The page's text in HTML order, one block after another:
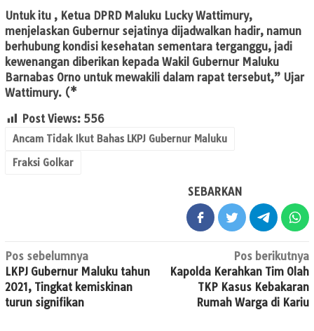
Untuk itu , Ketua DPRD Maluku Lucky Wattimury,
menjelaskan Gubernur sejatinya dijadwalkan hadir, namun
berhubung kondisi kesehatan sementara terganggu, jadi
kewenangan diberikan kepada Wakil Gubernur Maluku
Barnabas Orno untuk mewakili dalam rapat tersebut,” Ujar
Wattimury. (*
Post Views: 556
Ancam Tidak Ikut Bahas LKPJ Gubernur Maluku
Fraksi Golkar
SEBARKAN
Navigasi
pos
Pos sebelumnya
LKPJ Gubernur Maluku tahun
2021, Tingkat kemiskinan
turun signifikan
Pos berikutnya
Kapolda Kerahkan Tim Olah
TKP Kasus Kebakaran
Rumah Warga di Kariu